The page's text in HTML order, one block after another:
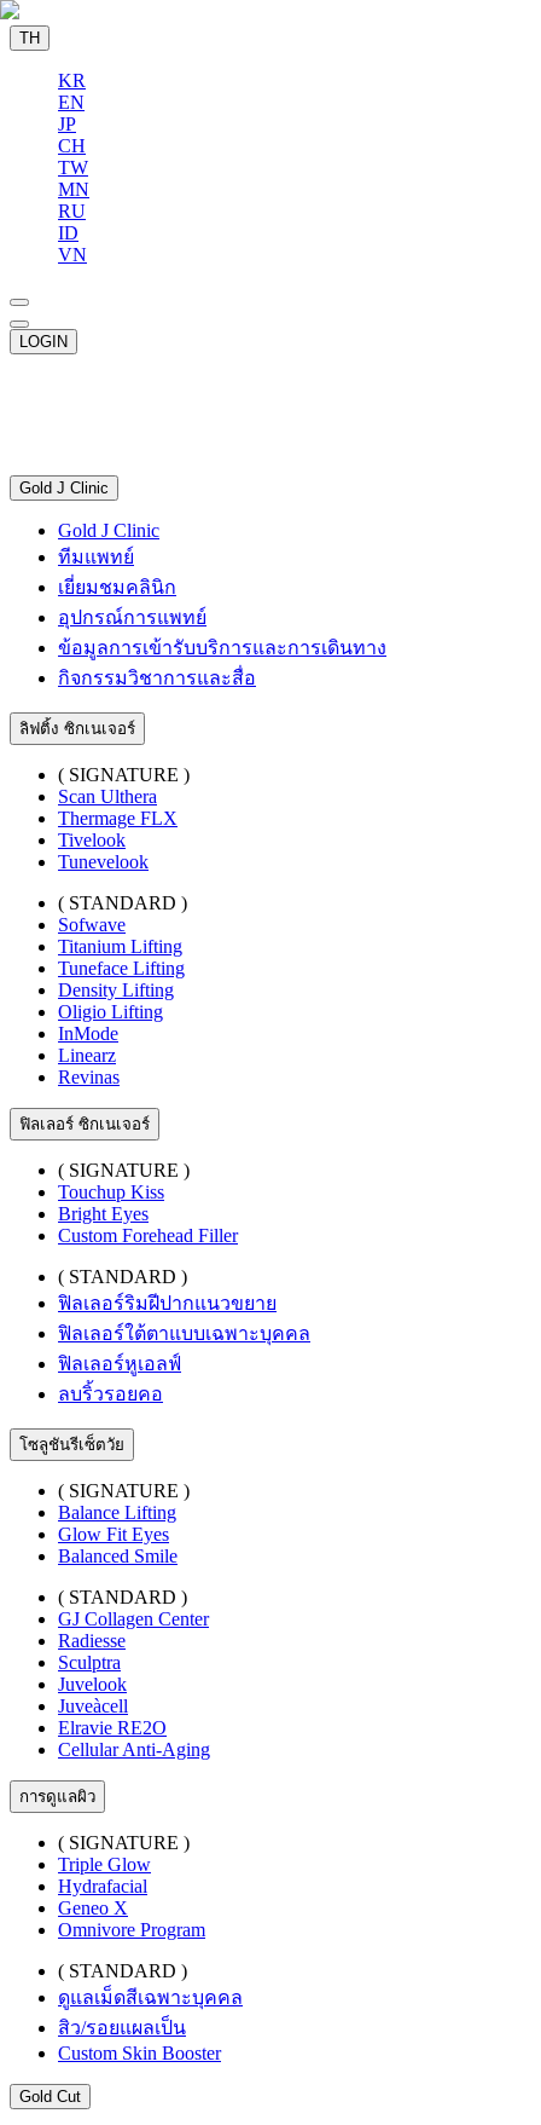
TH
KR
EN
JP
CH
TW
MN
RU
ID
VN
LOGIN
Gold J Clinic
Gold J Clinic
ทีมแพทย์
เยี่ยมชมคลินิก
อุปกรณ์การแพทย์
ข้อมูลการเข้ารับบริการและการเดินทาง
กิจกรรมวิชาการและสื่อ
ลิฟติ้ง ซิกเนเจอร์
( SIGNATURE )
Scan Ulthera
Thermage FLX
Tivelook
Tunevelook
( STANDARD )
Sofwave
Titanium Lifting
Tuneface Lifting
Density Lifting
Oligio Lifting
InMode
Linearz
Revinas
ฟิลเลอร์ ซิกเนเจอร์
( SIGNATURE )
Touchup Kiss
Bright Eyes
Custom Forehead Filler
( STANDARD )
ฟิลเลอร์ริมฝีปากแนวขยาย
ฟิลเลอร์ใต้ตาแบบเฉพาะบุคคล
ฟิลเลอร์หูเอลฟ์
ลบริ้วรอยคอ
โซลูชันรีเซ็ตวัย
( SIGNATURE )
Balance Lifting
Glow Fit Eyes
Balanced Smile
( STANDARD )
GJ Collagen Center
Radiesse
Sculptra
Juvelook
Juveàcell
Elravie RE2O
Cellular Anti-Aging
การดูแลผิว
( SIGNATURE )
Triple Glow
Hydrafacial
Geneo X
Omnivore Program
( STANDARD )
ดูแลเม็ดสีเฉพาะบุคคล
สิว/รอยแผลเป็น
Custom Skin Booster
Gold Cut